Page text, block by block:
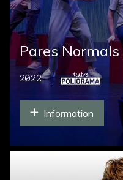
Pares
2022
Information